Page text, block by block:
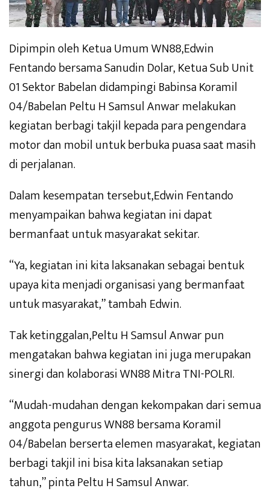
Dipimpin oleh Ketua Umum WN88,Edwin
Fentando bersama Sanudin Dolar, Ketua Sub Unit
01 Sektor Babelan didampingi Babinsa Koramil
04/Babelan Peltu H Samsul Anwar melakukan
kegiatan berbagi takjil kepada para pengendara
motor dan mobil untuk berbuka puasa saat masih
di perjalanan.
Dalam kesempatan tersebut,Edwin Fentando
menyampaikan bahwa kegiatan ini dapat
bermanfaat untuk masyarakat sekitar.
“Ya, kegiatan ini kita laksanakan sebagai bentuk
upaya kita menjadi organisasi yang bermanfaat
untuk masyarakat,” tambah Edwin.
Tak ketinggalan,Peltu H Samsul Anwar pun
mengatakan bahwa kegiatan ini juga merupakan
sinergi dan kolaborasi WN88 Mitra TNI-POLRI.
“Mudah-mudahan dengan kekompakan dari semua
anggota pengurus WN88 bersama Koramil
04/Babelan berserta elemen masyarakat, kegiatan
berbagi takjil ini bisa kita laksanakan setiap
tahun,” pinta Peltu H Samsul Anwar.